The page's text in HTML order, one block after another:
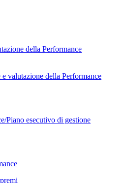
della Performance
valutazione della Performance
Piano esecutivo di gestione